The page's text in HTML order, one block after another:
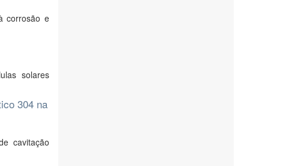
corrosão e
solares
304 na
cavitação